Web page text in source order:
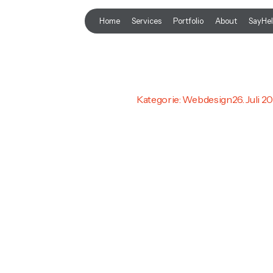
Home Services Portfolio About
Kategorie: Webdesign26. Juli